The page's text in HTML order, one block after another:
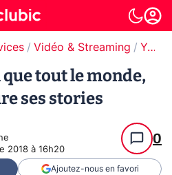
Vidéo & Streaming YouTube
tout le monde,
ses stories
2018 à 16h20
0
Ajoutez-nous en favori